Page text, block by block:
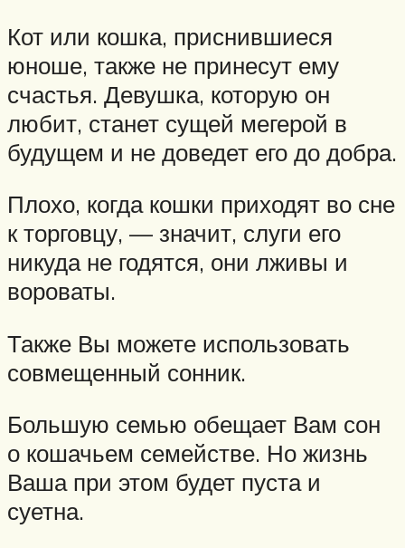
Кот или кошка, приснившиеся
юноше, также не принесут ему
счастья. Девушка, которую он
любит, станет сущей мегерой в
будущем и не доведет его до добра.
Плохо, когда кошки приходят во сне
к торговцу, — значит, слуги его
никуда не годятся, они лживы и
вороваты.
Также Вы можете использовать
совмещенный сонник.
Большую семью обещает Вам сон
о кошачьем семействе. Но жизнь
Ваша при этом будет пуста и
суетна.